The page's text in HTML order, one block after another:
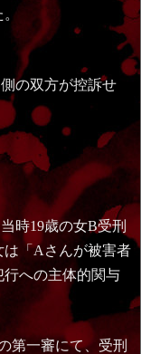
の双方が控訴せ
時19歳の女B受刑
は「Aさんが被害者
への主体的関与
第一審にて、受刑